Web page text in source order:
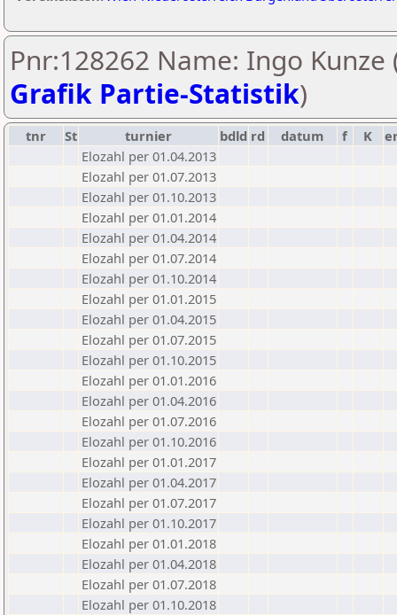
Pnr:128262 Name: Ingo Kunze
Grafik Partie-Statistik)
tnr St turnier bdld rd datum f K
Elozahl per 01.04.2013
Elozahl per 01.07.2013
Elozahl per 01.10.2013
Elozahl per 01.01.2014
Elozahl per 01.04.2014
Elozahl per 01.07.2014
Elozahl per 01.10.2014
Elozahl per 01.01.2015
Elozahl per 01.04.2015
Elozahl per 01.07.2015
Elozahl per 01.10.2015
Elozahl per 01.01.2016
Elozahl per 01.04.2016
Elozahl per 01.07.2016
Elozahl per 01.10.2016
Elozahl per 01.01.2017
Elozahl per 01.04.2017
Elozahl per 01.07.2017
Elozahl per 01.10.2017
Elozahl per 01.01.2018
Elozahl per 01.04.2018
Elozahl per 01.07.2018
Elozahl per 01.10.2018